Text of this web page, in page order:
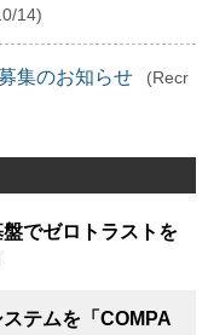
14)
集のお知らせ
(Recr
でゼロトラストを
テムを「COMPA